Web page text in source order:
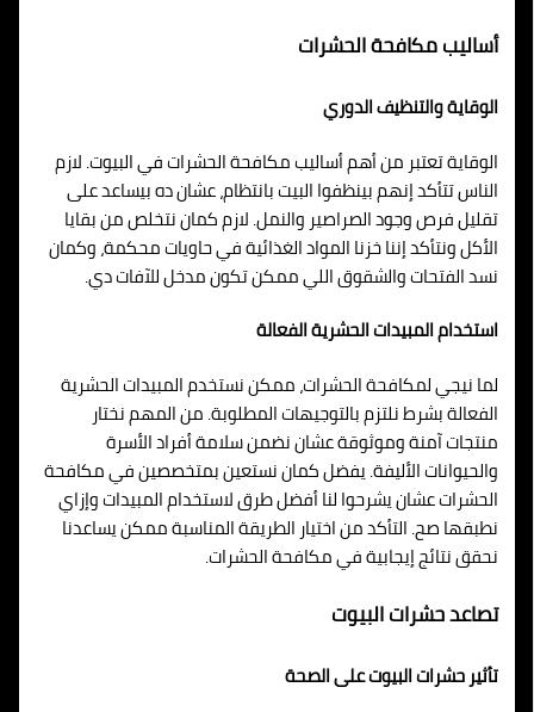
أساليب مكافحة الحشرات
الوقاية والتنظيف الدوري
الوقاية تعتبر من أهم أساليب مكافحة الحشرات في البيوت. لازم
الناس تتأكد إنهم بينظفوا البيت بانتظام، عشان ده بيساعد على
تقليل فرص وجود الصراصير والنمل. لازم كمان نتخلص من بقايا
الأكل ونتأكد إننا خزنا المواد الغذائية في حاويات محكمة، وكمان
نسد الفتحات والشقوق اللي ممكن تكون مدخل للآفات دي.
استخدام المبيدات الحشرية الفعالة
لما نيجي لمكافحة الحشرات، ممكن نستخدم المبيدات الحشرية
الفعالة بشرط نلتزم بالتوجيهات المطلوبة. من المهم نختار
منتجات آمنة وموثوقة عشان نضمن سلامة أفراد الأسرة
والحيوانات الأليفة. يفضل كمان نستعين بمتخصصين في مكافحة
الحشرات عشان يشرحوا لنا أفضل طرق لاستخدام المبيدات وإزاي
نطبقها صح. التأكد من اختيار الطريقة المناسبة ممكن يساعدنا
نحقق نتائج إيجابية في مكافحة الحشرات.
تصاعد حشرات البيوت
تأثير حشرات البيوت على الصحة